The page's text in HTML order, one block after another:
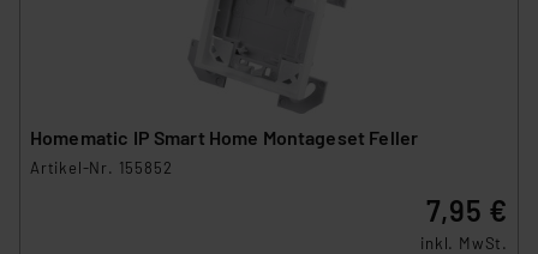
Homematic IP Smart Home Montageset Feller
Artikel-Nr. 155852
7,95 €
inkl. MwSt.